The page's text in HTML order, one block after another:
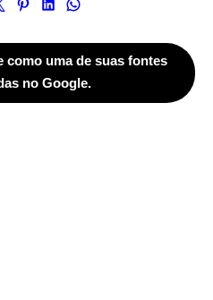
como uma de suas fontes
no Google.